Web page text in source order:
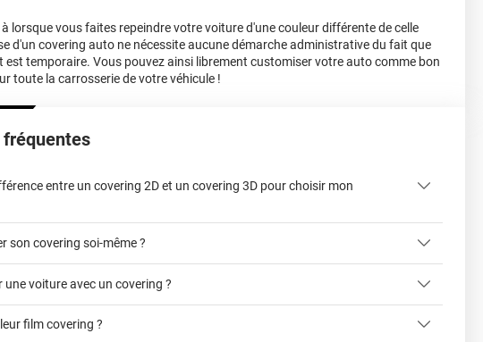
lorsque vous faites repeindre votre voiture d'une couleur différente de celle
d'un covering auto ne nécessite aucune démarche administrative du fait que
est temporaire. Vous pouvez ainsi librement customiser votre auto comme bon
toute la carrosserie de votre véhicule !
entre un covering 2D et un covering 3D pour choisir mon
son covering soi-même ?
une voiture avec un covering ?
film covering ?